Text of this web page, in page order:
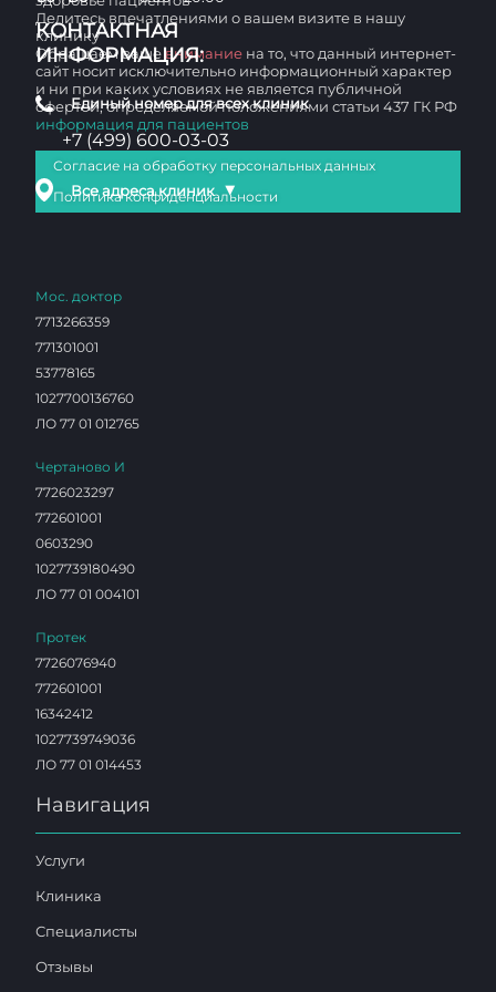
КОНТАКТНАЯ
ИНФОРМАЦИЯ:
Единый номер для всех клиник
+7 (499) 600-03-03
Все адреса клиник ▼
Делитесь впечатлениями о вашем визите в нашу
клинику
Обращаем вашевнимание на то, что данный интернет-
сайт носит исключительно информационный характер
и ни при каких условиях не является публичной
офертой, определяемой положениями статьи 437 ГК РФ
информация для пациентов
Согласие на обработку персональных данных
Политика конфиденциальности
Мос. доктор
7713266359
771301001
53778165
1027700136760
ЛО 77 01 012765
Чертаново И
7726023297
772601001
0603290
1027739180490
ЛО 77 01 004101
Протек
7726076940
772601001
16342412
1027739749036
ЛО 77 01 014453
Навигация
Услуги
Клиника
Специалисты
Отзывы